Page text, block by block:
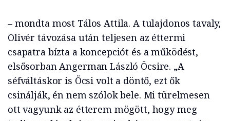
– mondta most Tálos Attila. A tulajdonos tavaly,
Olivér távozása után teljesen az éttermi
csapatra bízta a koncepciót és a működést,
elsősorban Angerman László Öcsire. „A
séfváltáskor is Öcsi volt a döntő, ezt ők
csinálják, én nem szólok bele. Mi türelmesen
ott vagyunk az étterem mögött, hogy meg